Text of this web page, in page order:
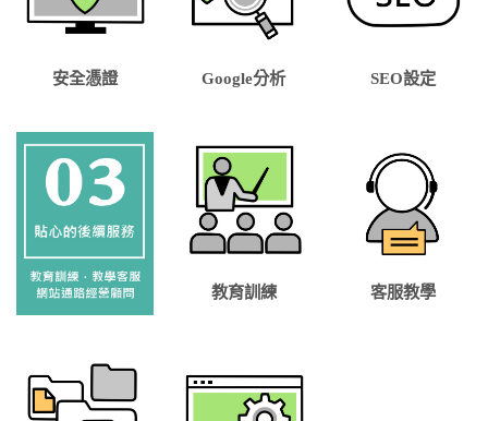
安全憑證 Google分析 SEO設定
教育訓練 客服教學